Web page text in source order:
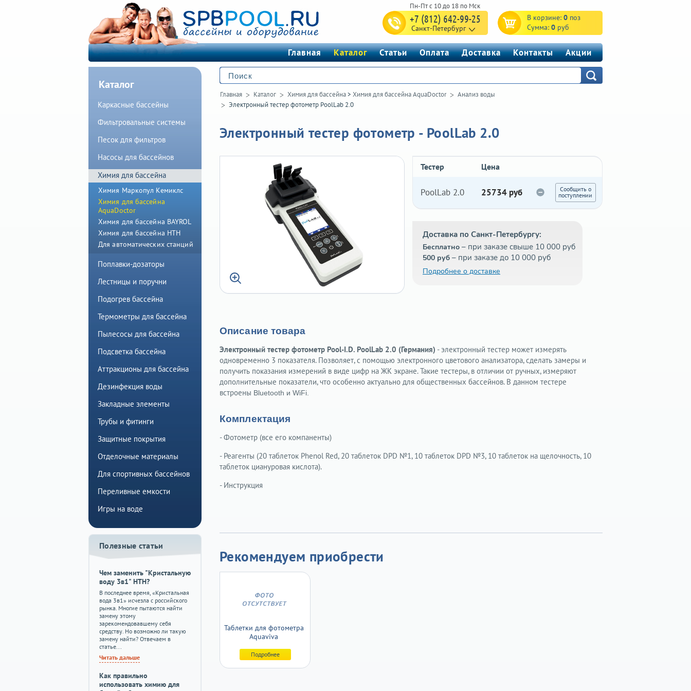
В корзине: 0 поз
Сумма: 0 руб
+7 (812) 642-99-25
Санкт-Петербург
Главная Каталог Статьи Оплата Доставка Контакты Акции
Главная Каталог Химия для бассейна> Химия для бассейна AquaDoctor
Анализ воды
Электронный тестер фотометр PoolLab 2.0
Электронный тестер фотометр - PoolLab 2.0
Тестер Цена
PoolLab 2.0 25734 руб
Сообщить о
поступлении
Доставка по Санкт-Петербургу:
Бесплатно – при заказе свыше 10 000 руб
500 руб – при заказе до 10 000 руб
Подробнее о доставке
Описание товара
Электронный тестер фотометр Pool-I.D. PoolLab 2.0 (Германия) - электронный тестер может измерять
одновременно 3 показателя. Позволяет, с помощью электронного цветового анализатора, сделать замеры и
получить показания измерений в виде цифр на ЖК экране. Такие тестеры, в отличии от ручных, измеряют
дополнительные показатели, что особенно актуально для общественных бассейнов. В данном тестере
встроены Bluetooth и WiFi.
Комплектация
- Фотометр (все его компаненты)
- Реагенты (20 таблеток Phenol Red, 20 таблеток DPD №1, 10 таблеток DPD №3, 10 таблеток на щелочность, 10
таблеток циануровая кислота).
- Инструкция
Рекомендуем приобрести
Таблетки для фотометра
Aquaviva
Подробнее
Каталог
Каркасные бассейны
Фильтровальные системы
Песок для фильтров
Насосы для бассейнов
Химия для бассейна
Химия Маркопул Кемиклс
Химия для бассейна
AquaDoctor
Химия для бассейна BAYROL
Химия для бассейна HTH
Для автоматических станций
Поплавки-дозаторы
Лестницы и поручни
Подогрев бассейна
Термометры для бассейна
Пылесосы для бассейна
Подсветка бассейна
Аттракционы для бассейна
Дезинфекция воды
Закладные элементы
Трубы и фитинги
Защитные покрытия
Отделочные материалы
Для спортивных бассейнов
Переливные емкости
Игры на воде
Полезные статьи
Чем заменить "Кристальную
воду 3в1" HTH?
В последнее время, «Кристальная
вода 3в1» исчезла с российского
рынка. Многие пытаются найти
замену этому
зарекомендовавшему себя
средству. Но возможно ли такую
замену найти? Отвечаем в
статье...
Читать дальше
Как правильно
использовать химию для